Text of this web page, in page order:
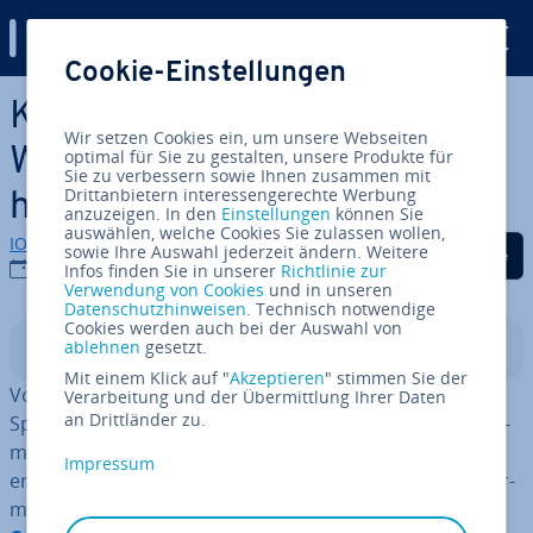
Zum Haupt­in­halt springen
Künstler und Patreon: Der
Weg in die fi­nan­zi­el­le Un­ab­
hän­gig­keit?
IONOS Redaktion
25.01.2022
Auf Facebook teilen
Auf Twitter teilen
Auf LinkedIn
In­halts­ver­zeich­nis
Vorbei die Zeiten, in denen man als Künstler großen
Sponsoren auffallen musste. Die globale Ver­net­zung er­
mög­licht es, eine
erreichen: Projekte streichen auf Crowd­fun­ding-Platt­for­
men teilweise enorme Summen ein.
Cookie-Einstellungen
Wir setzen Cookies ein, um unsere Webseiten
optimal für Sie zu gestalten, unsere Produkte für
Sie zu verbessern sowie Ihnen zusammen mit
Drittanbietern interessengerechte Werbung
anzuzeigen. In den Einstellungen können Sie
auswählen, welche Cookies Sie zulassen wollen,
sowie Ihre Auswahl jederzeit ändern. Weitere
Infos finden Sie in unserer Richtlinie zur
Verwendung von Cookies und in unseren
Datenschutzhinweisen. Technisch notwendige
Cookies werden auch bei der Auswahl von
ablehnen gesetzt.
Mit einem Klick auf "Akzeptieren" stimmen Sie der
Verarbeitung und der Übermittlung Ihrer Daten
an Drittländer zu.
Impressum